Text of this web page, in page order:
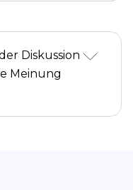
Diskussion
Meinung